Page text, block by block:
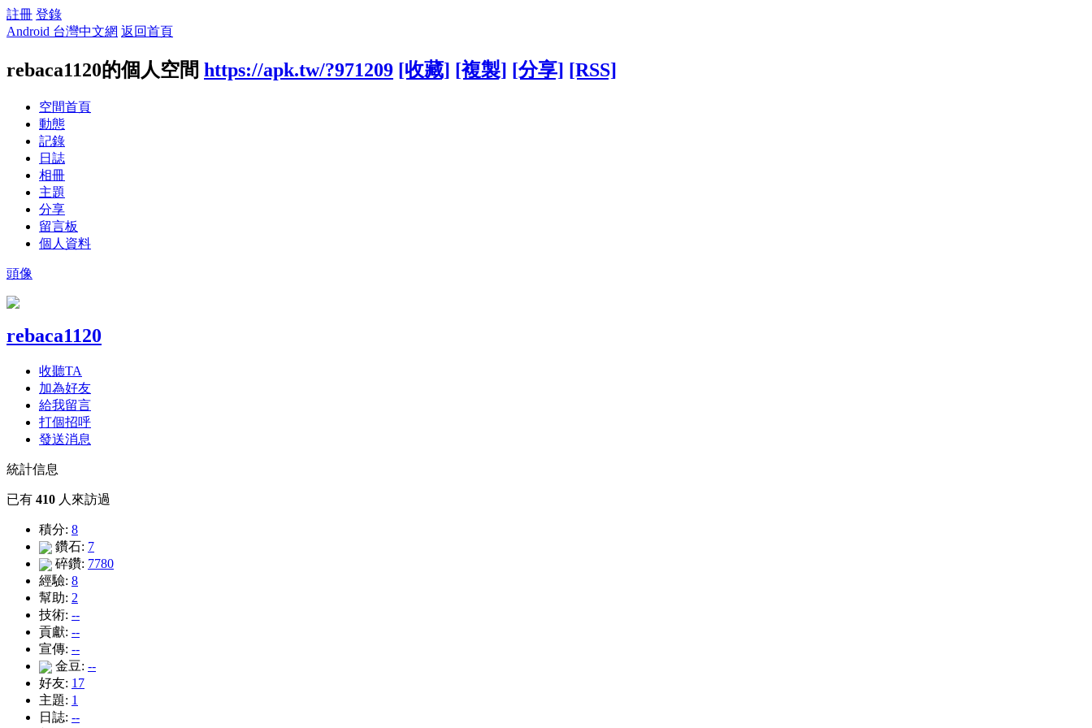
註冊 登錄
Android 台灣中文網 返回首頁
rebaca1120的個人空間 https://apk.tw/?971209 [收藏] [複製] [分享] [RSS]
空間首頁
動態
記錄
日誌
相冊
主題
分享
留言板
個人資料
頭像
rebaca1120
收聽TA
加為好友
給我留言
打個招呼
發送消息
統計信息
已有 410 人來訪過
積分: 8
鑽石: 7
碎鑽: 7780
經驗: 8
幫助: 2
技術: --
貢獻: --
宣傳: --
金豆: --
好友: 17
主題: 1
日誌: --